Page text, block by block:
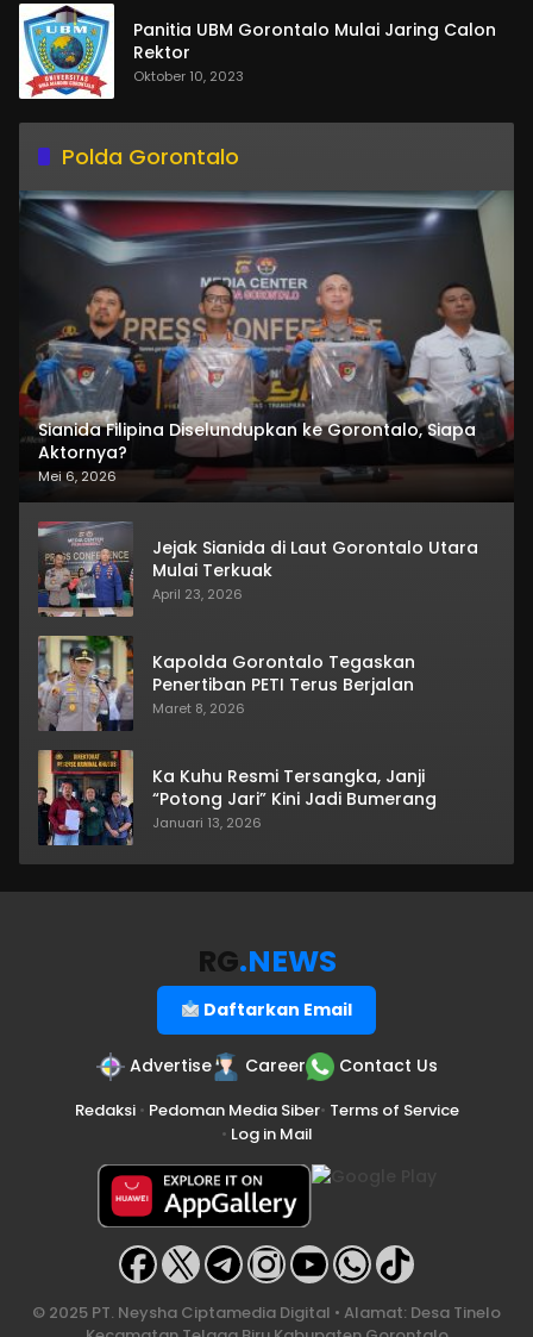
Panitia UBM Gorontalo Mulai Jaring Calon
Rektor
Oktober 10, 2023
Polda Gorontalo
Sianida Filipina Diselundupkan ke Gorontalo, Siapa
Aktornya?
Mei 6, 2026
Jejak Sianida di Laut Gorontalo Utara
Mulai Terkuak
April 23, 2026
Kapolda Gorontalo Tegaskan
Penertiban PETI Terus Berjalan
Maret 8, 2026
Ka Kuhu Resmi Tersangka, Janji
“Potong Jari” Kini Jadi Bumerang
Januari 13, 2026
RG.NEWS
Daftarkan Email
Advertise Career Contact Us
Redaksi• Pedoman Media Siber• Terms of Service
• Log in Mail
© 2025 PT. Neysha Ciptamedia Digital • Alamat: Desa Tinelo